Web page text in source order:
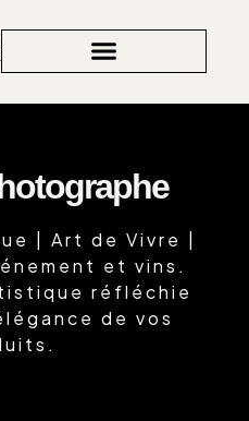
| Art de Vivre |
et vins.
réfléchie
de vos